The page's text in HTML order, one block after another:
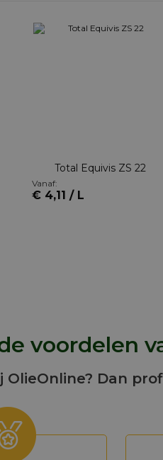
Total Equivis ZS 22
Vanaf:
€ 4,11 / L
voordelen
Dan